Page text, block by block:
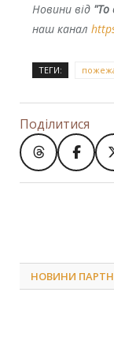
Новини від "То
наш канал
ТЕГИ:
Поділитися
НОВИНИ